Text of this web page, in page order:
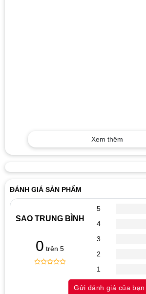
Xem thêm
ĐÁNH GIÁ SẢN PHẨM
SAO TRUNG BÌNH
0 trên 5
5
4
3
2
1
Gửi đánh giá của bạn